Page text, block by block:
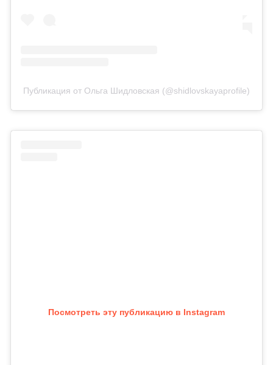
Публикация от Ольга Шидловская (@shidlovskayaprofile)
Посмотреть эту публикацию в Instagram